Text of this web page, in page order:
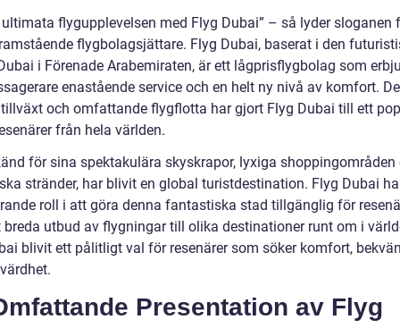
ultimata flygupplevelsen med Flyg Dubai” – så lyder sloganen
flygbolagsjättare. Flyg Dubai, baserat i den
i Förenade Arabemiraten, är ett lågprisflygbolag som
enastående service och en helt ny nivå av komfort.
och omfattande flygflotta har gjort Flyg Dubai till ett
från hela världen.
för sina spektakulära skyskrapor, lyxiga shoppingområden
stränder, har blivit en global turistdestination. Flyg Dubai
roll i att göra denna fantastiska stad tillgänglig för
breda utbud av flygningar till olika destinationer runt om i
blivit ett pålitligt val för resenärer som söker komfort,
Presentation av Flyg